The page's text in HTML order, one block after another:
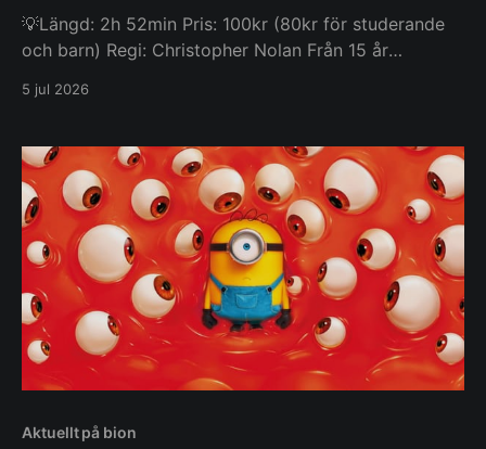
💡Längd: 2h 52min Pris: 100kr (80kr för studerande
och barn) Regi: Christopher Nolan Från 15 år
epos Odysséen! Läs Odysséen online! Odysseus, den
och farofylld resa hem efter det trojanska kriget.
Under färden
5 jul 2026
Aktuellt på bion